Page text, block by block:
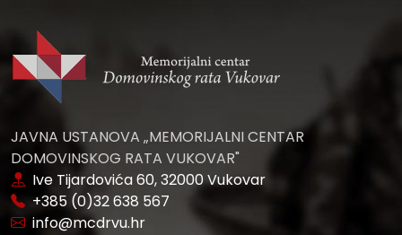
JAVNA USTANOVA „MEMORIJALNI CENTAR
DOMOVINSKOG RATA VUKOVAR"
Ive Tijardovića 60, 32000 Vukovar
+385 (0)32 638 567
info@mcdrvu.hr